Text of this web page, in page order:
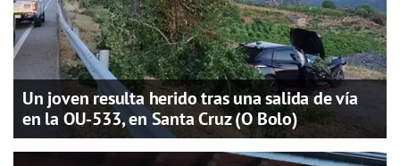
Un joven resulta herido tras una salida de vía
en la OU-533, en Santa Cruz (O Bolo)